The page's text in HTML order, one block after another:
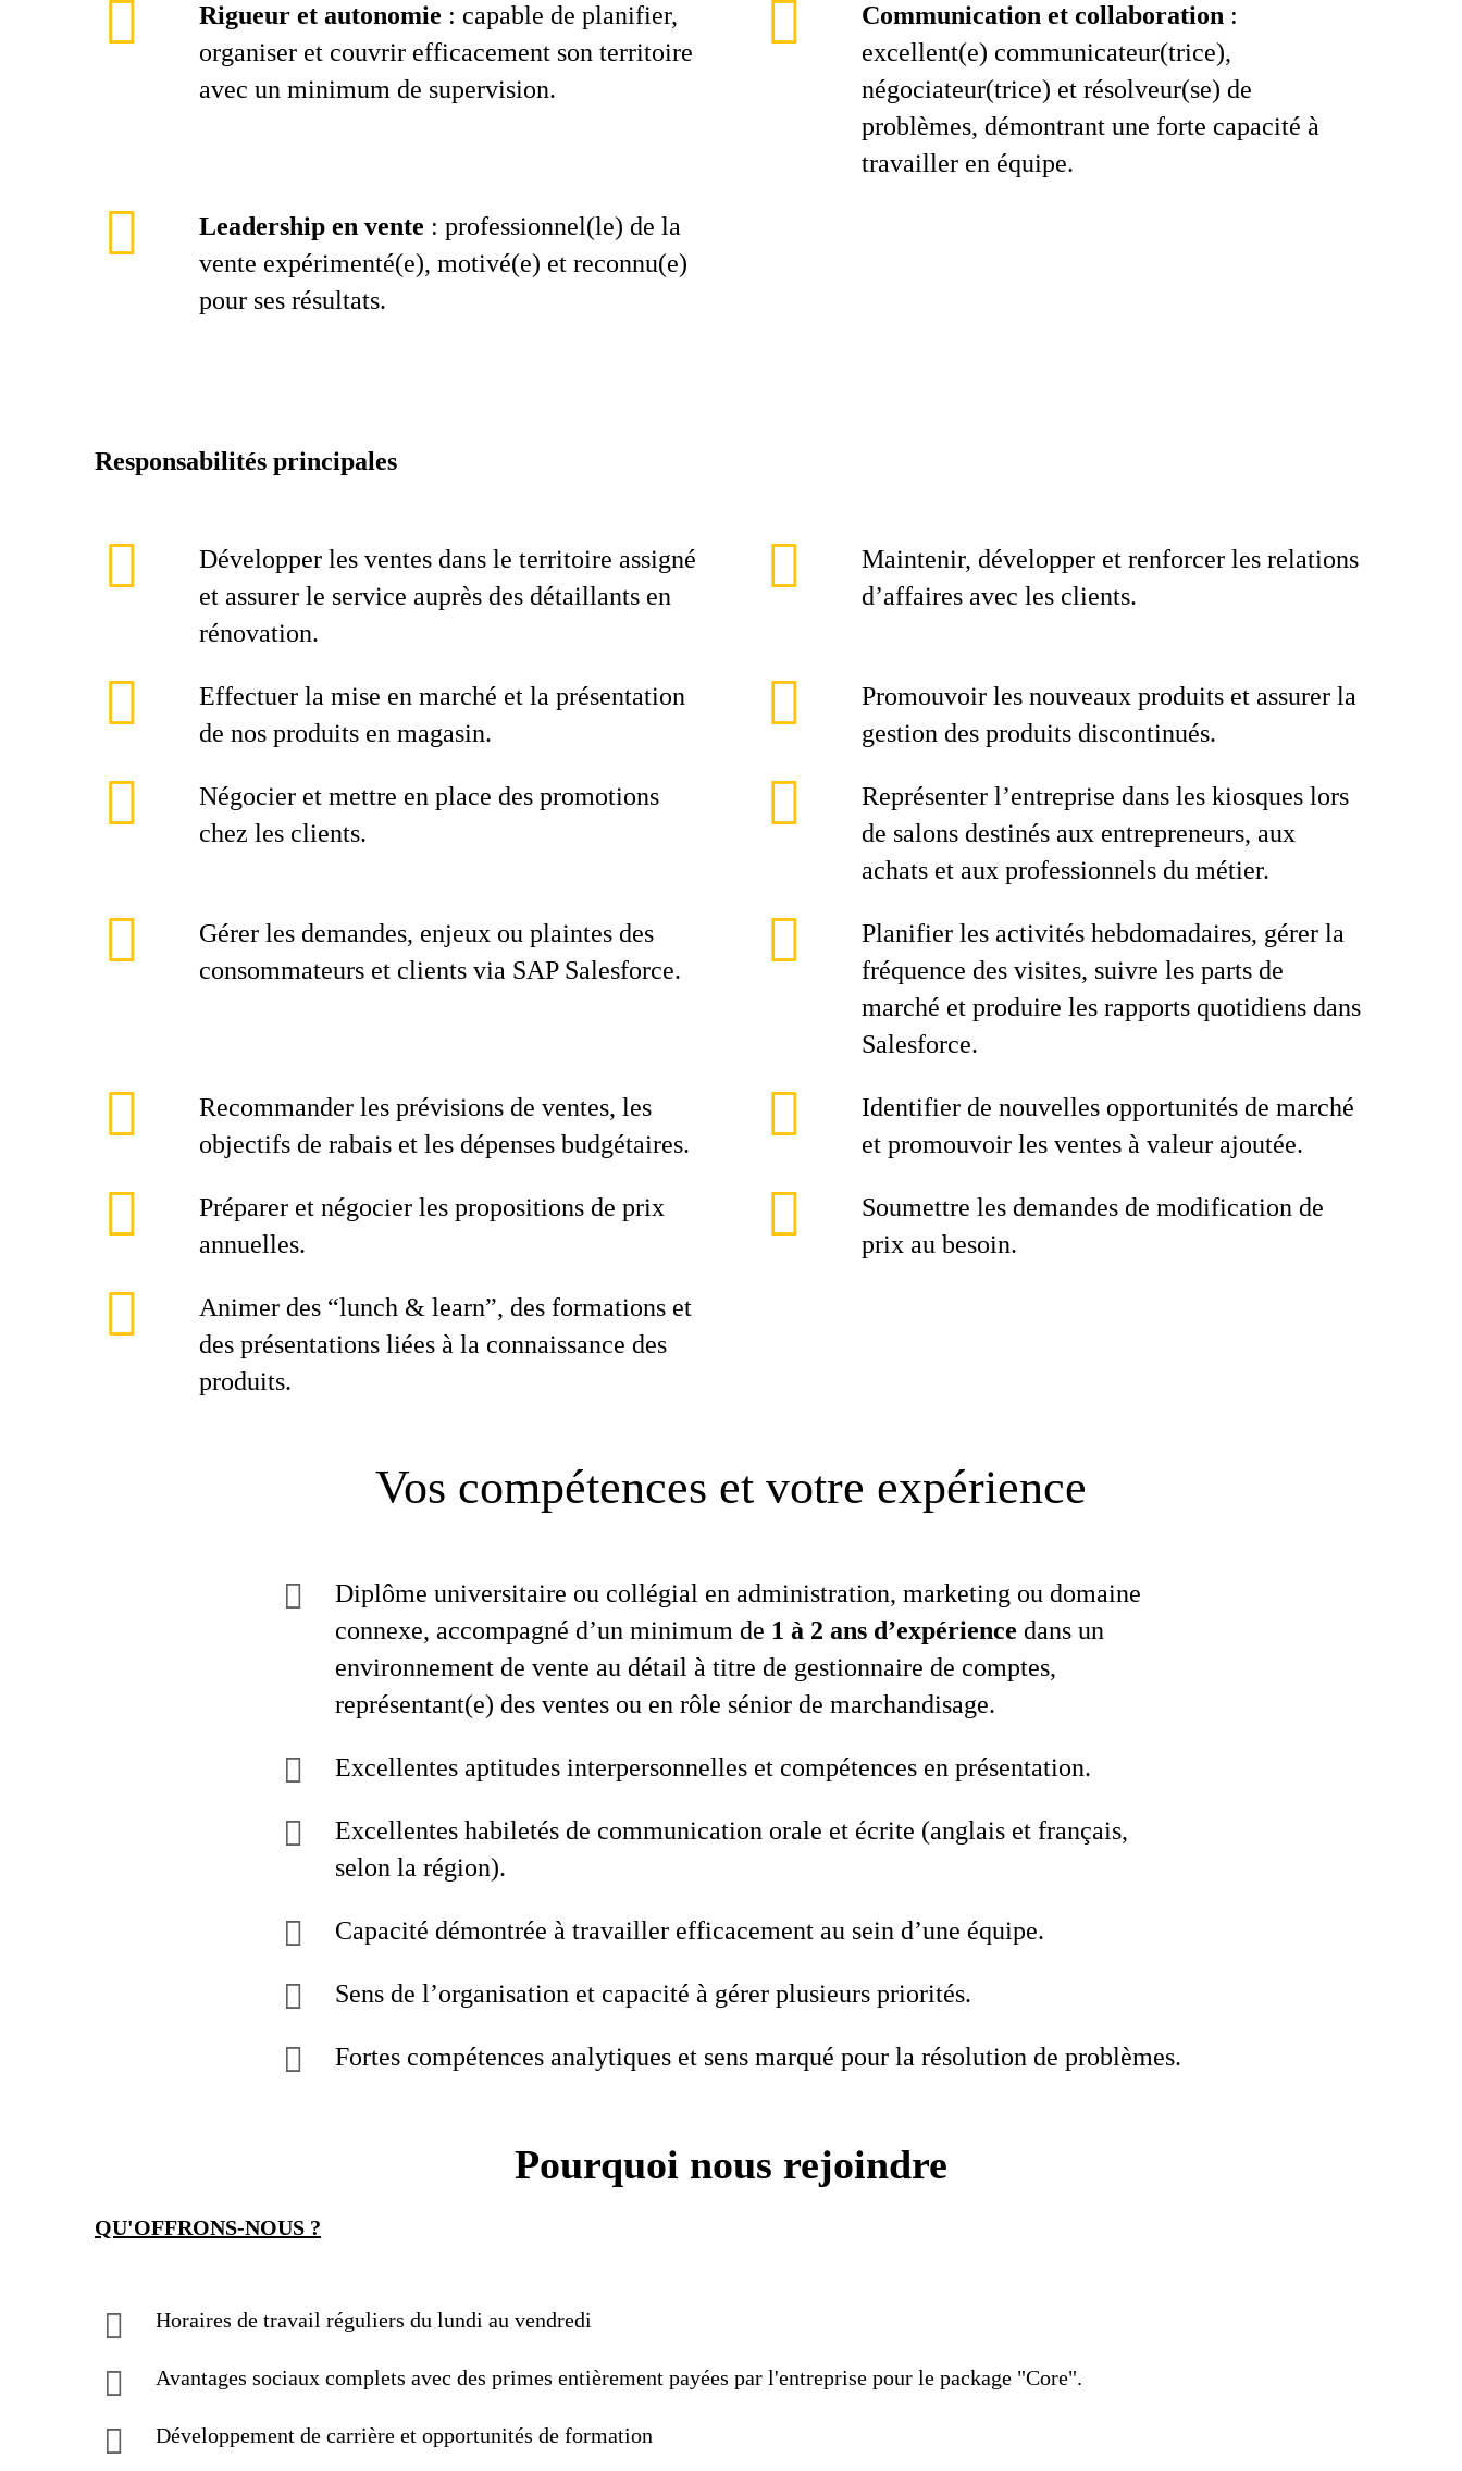
Rigueur et autonomie : capable de planifier,
organiser et couvrir efficacement son territoire
avec un minimum de supervision.
Communication et collaboration :
excellent(e) communicateur(trice),
négociateur(trice) et résolveur(se) de
problèmes, démontrant une forte capacité à
travailler en équipe.
Leadership en vente : professionnel(le) de la
vente expérimenté(e), motivé(e) et reconnu(e)
pour ses résultats.
Responsabilités principales
Développer les ventes dans le territoire assigné
et assurer le service auprès des détaillants en
rénovation.
Maintenir, développer et renforcer les relations
d’affaires avec les clients.
Effectuer la mise en marché et la présentation
de nos produits en magasin.
Promouvoir les nouveaux produits et assurer la
gestion des produits discontinués.
Négocier et mettre en place des promotions
chez les clients.
Représenter l’entreprise dans les kiosques lors
de salons destinés aux entrepreneurs, aux
achats et aux professionnels du métier.
Gérer les demandes, enjeux ou plaintes des
consommateurs et clients via SAP Salesforce.
Planifier les activités hebdomadaires, gérer la
fréquence des visites, suivre les parts de
marché et produire les rapports quotidiens dans
Salesforce.
Recommander les prévisions de ventes, les
objectifs de rabais et les dépenses budgétaires.
Identifier de nouvelles opportunités de marché
et promouvoir les ventes à valeur ajoutée.
Préparer et négocier les propositions de prix
annuelles.
Soumettre les demandes de modification de
prix au besoin.
Animer des “lunch & learn”, des formations et
des présentations liées à la connaissance des
produits.
Vos compétences et votre expérience
Diplôme universitaire ou collégial en administration, marketing ou domaine
connexe, accompagné d’un minimum de 1 à 2 ans d’expérience dans un
environnement de vente au détail à titre de gestionnaire de comptes,
représentant(e) des ventes ou en rôle sénior de marchandisage.
Excellentes aptitudes interpersonnelles et compétences en présentation.
Excellentes habiletés de communication orale et écrite (anglais et français,
selon la région).
Capacité démontrée à travailler efficacement au sein d’une équipe.
Sens de l’organisation et capacité à gérer plusieurs priorités.
Fortes compétences analytiques et sens marqué pour la résolution de problèmes.
Pourquoi nous rejoindre
QU'OFFRONS-NOUS ?
Horaires de travail réguliers du lundi au vendredi
Avantages sociaux complets avec des primes entièrement payées par l'entreprise pour le package "Core".
Développement de carrière et opportunités de formation